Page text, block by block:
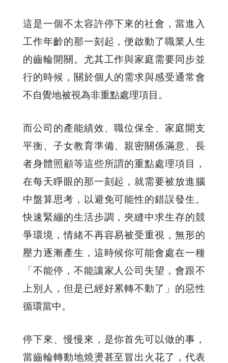
這是一個不太容許停下來的社會，當進入
工作年齡的那一刻起，便啟動了職業人生
的齒輪開關。尤其工作與家庭需要同步並
行的時候，關於個人的需求與感受通常會
不自覺地被視為非重點處理項目。
而公司的產能績效、職位保全、家庭開支
平衡、子女教育準備、親密關係滿意、長
者身體照顧等這些所謂的重點處理項目，
在每天睜眼的那一刻起，就需要被放進腦
中盤算思考，以避免可能性的錯誤發生。
快速緊繃的生活步調，夾縫中求生存的競
爭環境，情緒不再容易被受重視，無形的
壓力逐漸產生，這時候你可能會處在一種
「不能停，不能讓家人公司失望，會跟不
上別人，但是已經好累轉不動了」的惡性
循環當中。
停下來、慢慢來，是你首先可以做的事，
當齒輪轉動地燒燙甚至冒出火花了，代表